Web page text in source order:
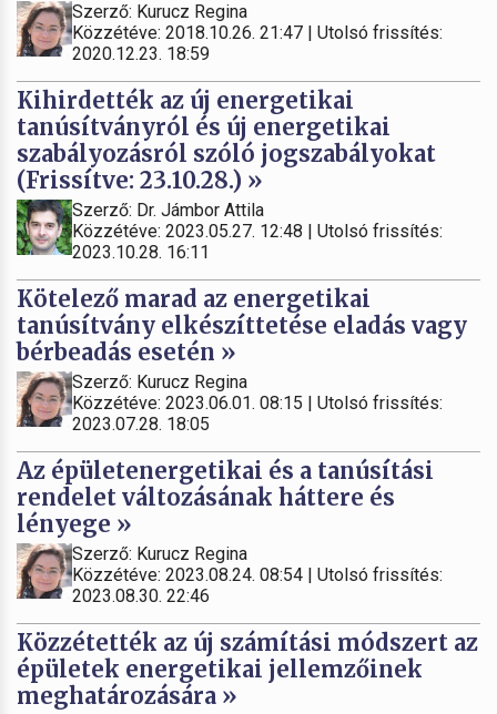
Szerző: Kurucz Regina
Közzétéve: 2018.10.26. 21:47 | Utolsó frissítés:
2020.12.23. 18:59
Kihirdették az új energetikai
tanúsítványról és új energetikai
szabályozásról szóló jogszabályokat
(Frissítve: 23.10.28.) »
Szerző: Dr. Jámbor Attila
Közzétéve: 2023.05.27. 12:48 | Utolsó frissítés:
2023.10.28. 16:11
Kötelező marad az energetikai
tanúsítvány elkészíttetése eladás vagy
bérbeadás esetén »
Szerző: Kurucz Regina
Közzétéve: 2023.06.01. 08:15 | Utolsó frissítés:
2023.07.28. 18:05
Az épületenergetikai és a tanúsítási
rendelet változásának háttere és
lényege »
Szerző: Kurucz Regina
Közzétéve: 2023.08.24. 08:54 | Utolsó frissítés:
2023.08.30. 22:46
Közzétették az új számítási módszert az
épületek energetikai jellemzőinek
meghatározására »